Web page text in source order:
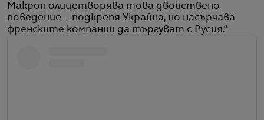
Макрон олицетворява това двойствено
поведение – подкрепя Украйна, но насърчава
френските компании да търгуват с Русия.“